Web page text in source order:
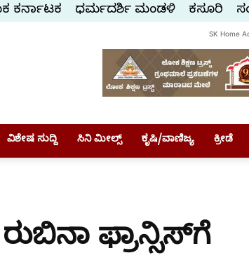
ಕರ್ನಾಟಕ ಧರ್ಮದರ್ಶಿ ಮಂಡಳಿ ಕಸ್ತೂರಿ
SK Home
ವಿಶೇಷ ಸುದ್ದಿ ಸಿನಿ ಮೀಲ್ಸ್ ಕೃಷಿ/ವಾಣಿಜ್ಯ ಕ್ರೀಡೆ
ಫ್ರಾನ್ಸಿಸ್‌ಗೆ